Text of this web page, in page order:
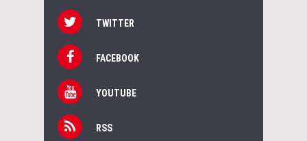
TWITTER
FACEBOOK
YOUTUBE
RSS